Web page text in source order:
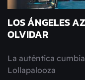
LOS ÁNGELES
OLVIDAR
La auténtica
Lollapalooza